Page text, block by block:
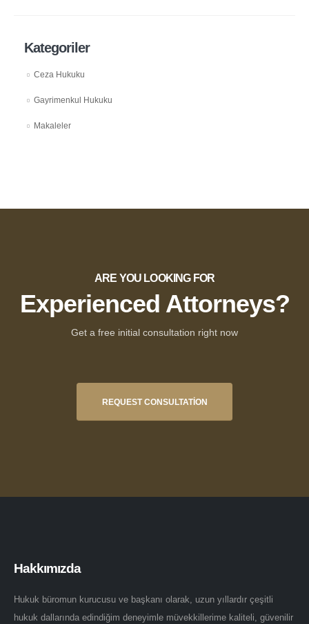
Kategoriler
Ceza Hukuku
Gayrimenkul Hukuku
Makaleler
ARE YOU LOOKING FOR
Experienced Attorneys?
Get a free initial consultation right now
REQUEST CONSULTATION
Hakkımızda
Hukuk büromun kurucusu ve başkanı olarak, uzun yıllardır çeşitli
hukuk dallarında edindiğim deneyimle müvekkillerime kaliteli, güvenilir